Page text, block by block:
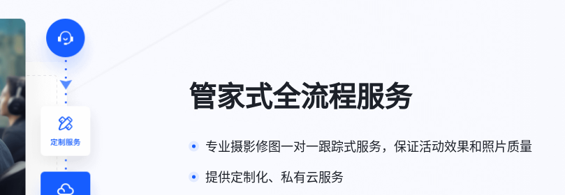
管家式全流程服务
专业摄影修图一对一跟踪式服务，保证活动效果和照片质量
提供定制化、私有云服务